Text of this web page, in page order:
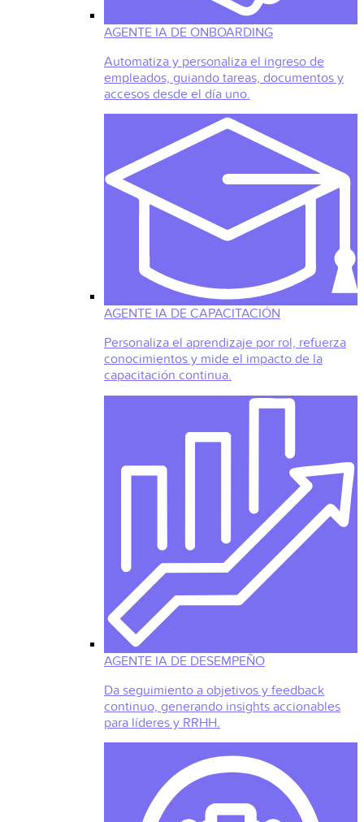
AGENTE IA DE ONBOARDING
Automatiza y personaliza el ingreso de
empleados, guiando tareas, documentos y
accesos desde el día uno.
AGENTE IA DE CAPACITACIÓN
Personaliza el aprendizaje por rol, refuerza
conocimientos y mide el impacto de la
capacitación continua.
AGENTE IA DE DESEMPEÑO
Da seguimiento a objetivos y feedback
continuo, generando insights accionables
para líderes y RRHH.